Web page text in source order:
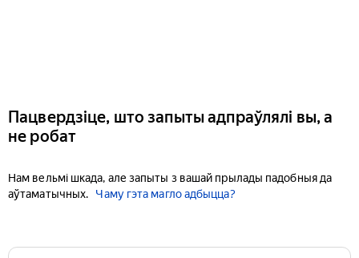
Пацвердзіце, што запыты адпраўлялі вы, а
не робат
Нам вельмі шкада, але запыты з вашай прылады падобныя да
аўтаматычных.
Чаму гэта магло адбыцца?